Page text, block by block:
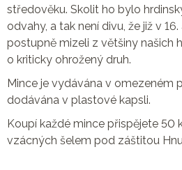
středověku. Skolit ho bylo
odvahy, a tak není divu, že již v
postupně mizeli z většiny našich
o kriticky ohrožený druh.
Mince je vydávána v omezeném
dodávána v plastové kapsli.
Koupí každé mince přispějete 50
vzácných šelem pod záštitou